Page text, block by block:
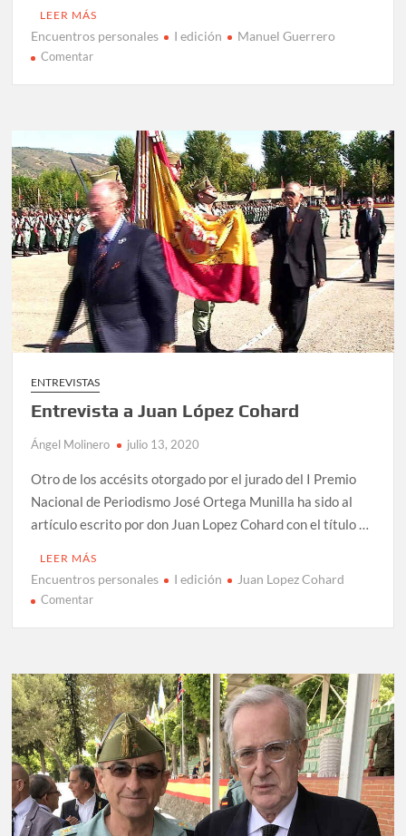
LEER MÁS
Encuentros personales I edición Manuel Guerrero
Comentaren
Guerrero
Yuste
ENTREVISTAS
Entrevista a Juan López Cohard
Ángel Molinero julio 13, 2020
Otro de los accésits otorgado por el jurado del I Premio
Nacional de Periodismo José Ortega Munilla ha sido al
artículo escrito por don Juan Lopez Cohard con el título …
LEER MÁS
Encuentros personales I edición Juan Lopez Cohard
Comentaren
López
Cohard